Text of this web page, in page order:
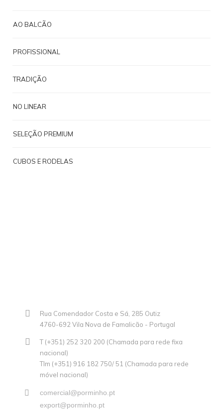
AO BALCÃO
PROFISSIONAL
TRADIÇÃO
NO LINEAR
SELEÇÃO PREMIUM
CUBOS E RODELAS
Rua Comendador Costa e Sá, 285 Outiz
4760-692 Vila Nova de Famalicão - Portugal
T (+351) 252 320 200 (Chamada para rede fixa
nacional)
Tlm (+351) 916 182 750/ 51 (Chamada para rede
móvel nacional)
comercial@porminho.pt
export@porminho.pt